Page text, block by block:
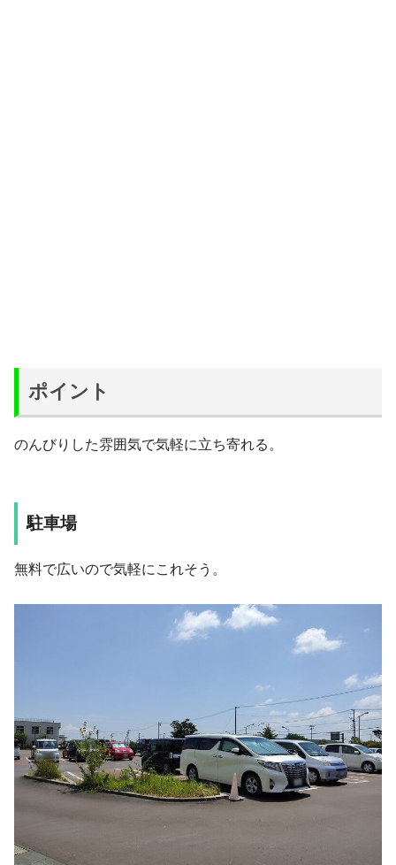
ポイント
のんびりした雰囲気で気軽に立ち寄れる。
駐車場
無料で広いので気軽にこれそう。